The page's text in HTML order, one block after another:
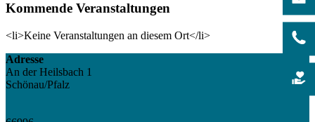
Kommende Veranstaltungen
<li>Keine Veranstaltungen an diesem Ort</li>
Adresse
An der Heilsbach 1
Schönau/Pfalz